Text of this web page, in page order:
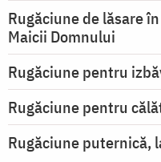
Rugăciune de lăsare
Maicii Domnului
Rugăciune pentru
Rugăciune pentru
Rugăciune puternică,